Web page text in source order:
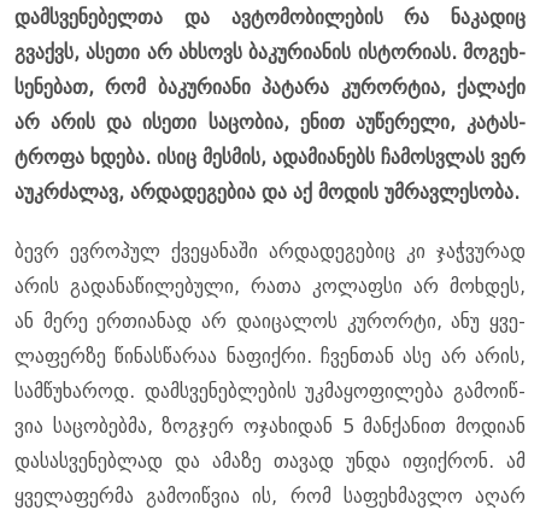
დამ­სვე­ნე­ბელ­თა და ავ­ტო­მო­ბი­ლე­ბის რა ნა­კა­დიც
გვაქვს, ასე­თი არ ახ­სოვს ბა­კუ­რი­ა­ნის ის­ტო­რი­ას. მო­გეხ­
სე­ნე­ბათ, რომ ბა­კუ­რი­ა­ნი პა­ტა­რა კუ­რორ­ტია, ქა­ლა­ქი
არ არის და ისე­თი სა­ცო­ბია, ენით აუ­წე­რე­ლი, კა­ტას­
ტრო­ფა ხდე­ბა. ისიც მეს­მის, ადა­მი­ა­ნებს ჩა­მოს­ვლას ვერ
აუკ­რძა­ლავ, არ­და­დე­გე­ბია და აქ მო­დის უმ­რავ­ლე­სო­ბა.
ბევრ ევ­რო­პულ ქვე­ყა­ნა­ში არ­და­დე­გე­ბიც კი ჯაჭ­ვუ­რად
არის გა­და­ნა­წი­ლე­ბუ­ლი, რათა კო­ლაფ­სი არ მოხ­დეს,
ან მერე ერ­თი­ა­ნად არ და­ი­ცა­ლოს კუ­რორ­ტი, ანუ ყვე­
ლა­ფერ­ზე წი­ნას­წა­რაა ნა­ფიქ­რი. ჩვენ­თან ასე არ არის,
სამ­წუ­ხა­როდ. დამ­სვე­ნებ­ლე­ბის უკ­მა­ყო­ფი­ლე­ბა გა­მო­იწ­
ვია სა­ცო­ბებ­მა, ზოგ­ჯერ ოჯა­ხი­დან 5 მან­ქა­ნით მო­დი­ან
და­სას­ვე­ნებ­ლად და ამა­ზე თა­ვად უნდა იფიქ­რონ. ამ
ყვე­ლა­ფერ­მა გა­მო­იწ­ვია ის, რომ სა­ფეხ­მავ­ლო აღარ